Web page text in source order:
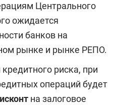
Центрального
ожидается
банков на
рынке и рынке РЕПО.
риска, при
операций будет
на залоговое